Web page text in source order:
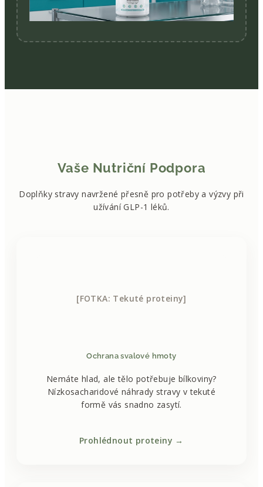
Vaše Nutriční Podpora
Doplňky stravy navržené přesně pro potřeby a výzvy při
užívání GLP-1 léků.
[FOTKA: Tekuté proteiny]
Ochrana svalové hmoty
Nemáte hlad, ale tělo potřebuje bílkoviny?
Nízkosacharidové náhrady stravy v tekuté
formě vás snadno zasytí.
Prohlédnout proteiny →